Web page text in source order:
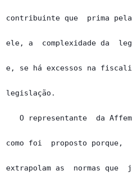
contribuinte que  prima
ele, a  complexidade da
e, se há excessos na
legislação.
O representante  da
como foi  proposto porque,
extrapolam as  normas